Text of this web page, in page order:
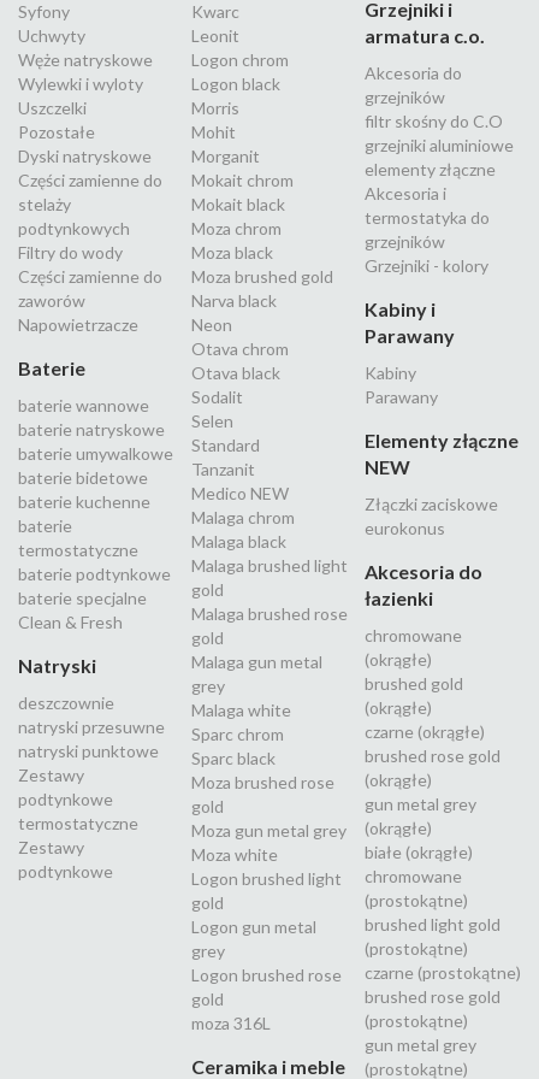
Syfony
Uchwyty
Węże natryskowe
Wylewki i wyloty
Uszczelki
Pozostałe
Dyski natryskowe
Części zamienne do
stelaży
podtynkowych
Filtry do wody
Części zamienne do
zaworów
Napowietrzacze
Baterie
baterie wannowe
baterie natryskowe
baterie umywalkowe
baterie bidetowe
baterie kuchenne
baterie
termostatyczne
baterie podtynkowe
baterie specjalne
Clean & Fresh
Natryski
deszczownie
natryski przesuwne
natryski punktowe
Zestawy
podtynkowe
termostatyczne
Zestawy
podtynkowe
Kwarc
Leonit
Logon chrom
Logon black
Morris
Mohit
Morganit
Mokait chrom
Mokait black
Moza chrom
Moza black
Moza brushed gold
Narva black
Neon
Otava chrom
Otava black
Sodalit
Selen
Standard
Tanzanit
Medico NEW
Malaga chrom
Malaga black
Malaga brushed light
gold
Malaga brushed rose
gold
Malaga gun metal
grey
Malaga white
Sparc chrom
Sparc black
Moza brushed rose
gold
Moza gun metal grey
Moza white
Logon brushed light
gold
Logon gun metal
grey
Logon brushed rose
gold
moza 316L
Ceramika i meble
Grzejniki i
armatura c.o.
Akcesoria do
grzejników
filtr skośny do C.O
grzejniki aluminiowe
elementy złączne
Akcesoria i
termostatyka do
grzejników
Grzejniki - kolory
Kabiny i
Parawany
Kabiny
Parawany
Elementy złączne
NEW
Złączki zaciskowe
eurokonus
Akcesoria do
łazienki
chromowane
(okrągłe)
brushed gold
(okrągłe)
czarne (okrągłe)
brushed rose gold
(okrągłe)
gun metal grey
(okrągłe)
białe (okrągłe)
chromowane
(prostokątne)
brushed light gold
(prostokątne)
czarne (prostokątne)
brushed rose gold
(prostokątne)
gun metal grey
(prostokątne)